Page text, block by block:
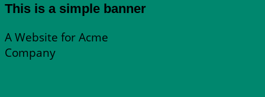
This is a simple banner
A Website for Acme
Company